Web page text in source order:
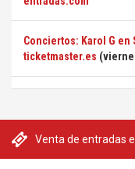
Venta de entradas
Conciertos: Karol G en
ticketmaster.es